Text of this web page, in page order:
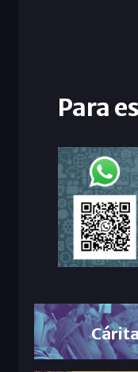
Para